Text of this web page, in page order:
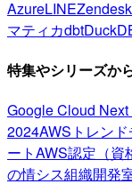
AzureLINEZendesk
マティカdbt
特集やシリーズか
Google Cloud Next
2024AWSトレン
ートAWS認定（資
の情シス組織開発